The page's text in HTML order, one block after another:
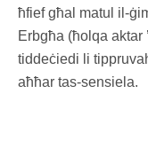
ħfief għal matul il-
Erbgħa (ħolqa aktar
tiddeċiedi li
aħħar tas-sensiela.